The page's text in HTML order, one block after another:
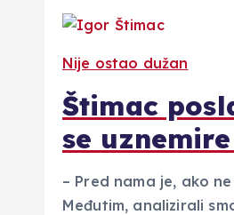
Nije ostao dužan
Štimac
se
– Pred nama je, ako
Međutim, analizirali